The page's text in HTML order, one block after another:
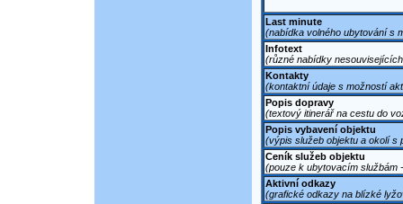
Last minute
(nabídka volného ubytování s
Infotext
(různé nabídky
Kontakty
(kontaktní údaje s možností
Popis dopravy
(textový itinerář na cestu do
Popis vybavení objektu
(výpis služeb objektu a okolí s
Ceník služeb objektu
(pouze k ubytovacím službám
Aktivní odkazy
(grafické odkazy na blízké